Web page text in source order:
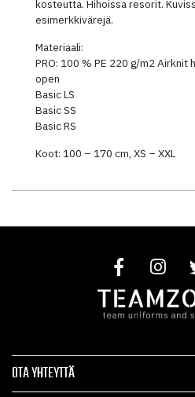
kosteutta. Hihoissa resorit.
esimerkkivärejä.
Materiaali:
PRO: 100 % PE 220 g/m2 Airknit
open
Basic LS
Basic SS
Basic RS
Koot: 100 – 170 cm, XS – XXL
OTA YHTEYTTÄ